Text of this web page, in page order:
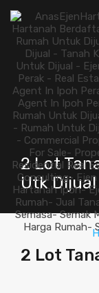
2 Lot
Utk Dijual
2 Lot